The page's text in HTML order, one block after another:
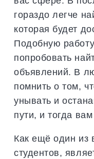
гораздо легче
которая будет
Подобную
попробовать
объявлений. В
помнить о том,
унывать и
пути, и тогда
Как ещё один из
студентов,